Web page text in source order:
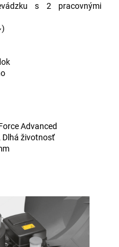
s 2 pracovnými
Advanced
Dlhá životnosť